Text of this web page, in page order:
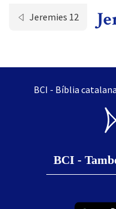
Jeremies 12
BCI - Bíblia
BCI -